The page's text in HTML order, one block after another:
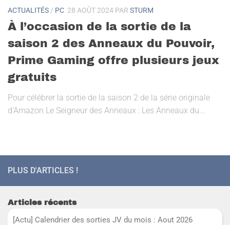
ACTUALITÉS / PC 28 AOÛT 2024 PAR STURM
À l’occasion de la sortie de la
saison 2 des Anneaux du Pouvoir,
Prime Gaming offre plusieurs jeux
gratuits
Pour célébrer la sortie de la saison 2 de la série originale
d’Amazon Le Seigneur des Anneaux : Les Anneaux du...
PLUS D'ARTICLES !
Articles récents
[Actu] Calendrier des sorties JV du mois : Aout 2026